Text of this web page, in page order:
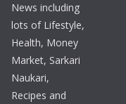
News including
lots of Lifestyle,
Health, Money
Market, Sarkari
Naukari,
Recipes and